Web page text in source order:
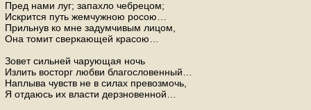
Пред нами луг; запахло чебрецом;
Искрится путь жемчужною росою…
Прильнув ко мне задумчивым лицом,
Она томит сверкающей красою…
Зовет сильней чарующая ночь
Излить восторг любви благословенный…
Наплыва чувств не в силах превозмочь,
Я отдаюсь их власти дерзновенной…